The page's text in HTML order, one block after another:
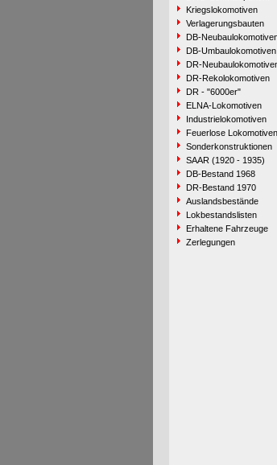
Kriegslokomotiven
Verlagerungsbauten
DB-
DB-Umbaulokomotiven
DR-
DR-Rekolokomotiven
DR - "6000er"
ELNA-Lokomotiven
Industrielokomotiven
Feuerlose Lokomotiven
Sonderkonstruktionen
SAAR (1920 - 1935)
DB-Bestand 1968
DR-Bestand 1970
Auslandsbestände
Lokbestandslisten
Erhaltene Fahrzeuge
Zerlegungen